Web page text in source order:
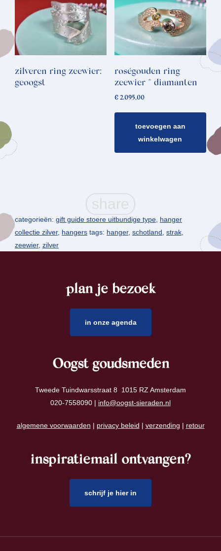
zilveren ring zeewier:
geoogst
roségouden ring
zeewier * diamanten
€2.095,00
toevoegen aan
winkelwagen
categorieën: gift guide stoere uitbundige type hanger
collectie zilver, hangers tags: hanger, schotland strak
zeewier, zilver
plan je bezoek
in onze agenda
Oogst goudsmeden
Tweede Tuindwarsstraat 8 1015 RZ Amsterdam
020-7558090 | info@oogst-sieraden.nl
algemene voorwaarden | privacy beleid | verzending | retour
inspiratiemail ontvangen?
schrijf je hier in